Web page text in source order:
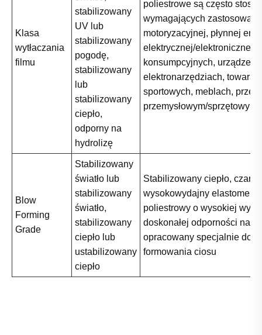
Klasa
wytłaczania
filmu
stabilizowany
UV lub
stabilizowany
pogodę,
stabilizowany
lub
stabilizowany
ciepło,
odporny na
hydrolizę
poliestrowe są często
wymagających
motoryzacyjnej, płynnej
elektrycznej/elektronicznej,
konsumpcyjnych, urządzeń i
elektronarzędziach,
sportowych, meblach,
przemysłowym/sprzętowym.
Blow
Forming
Grade
Stabilizowany
światło lub
stabilizowany
światło,
stabilizowany
ciepło lub
ustabilizowany
ciepło
Stabilizowany ciepło,
wysokowydajny elastomer
poliestrowy o wysokiej
doskonałej odporności na
opracowany specjalnie do
formowania ciosu